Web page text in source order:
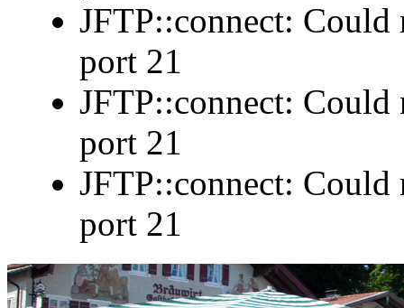
JFTP::connect:
port 21
JFTP::connect:
port 21
JFTP::connect:
port 21